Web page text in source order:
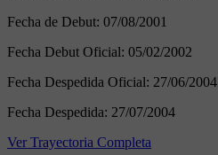
Fecha de Debut: 07/08/2001
Fecha Debut Oficial: 05/02/2002
Fecha Despedida Oficial: 27/06/2004
Fecha Despedida: 27/07/2004
Ver Trayectoria Completa